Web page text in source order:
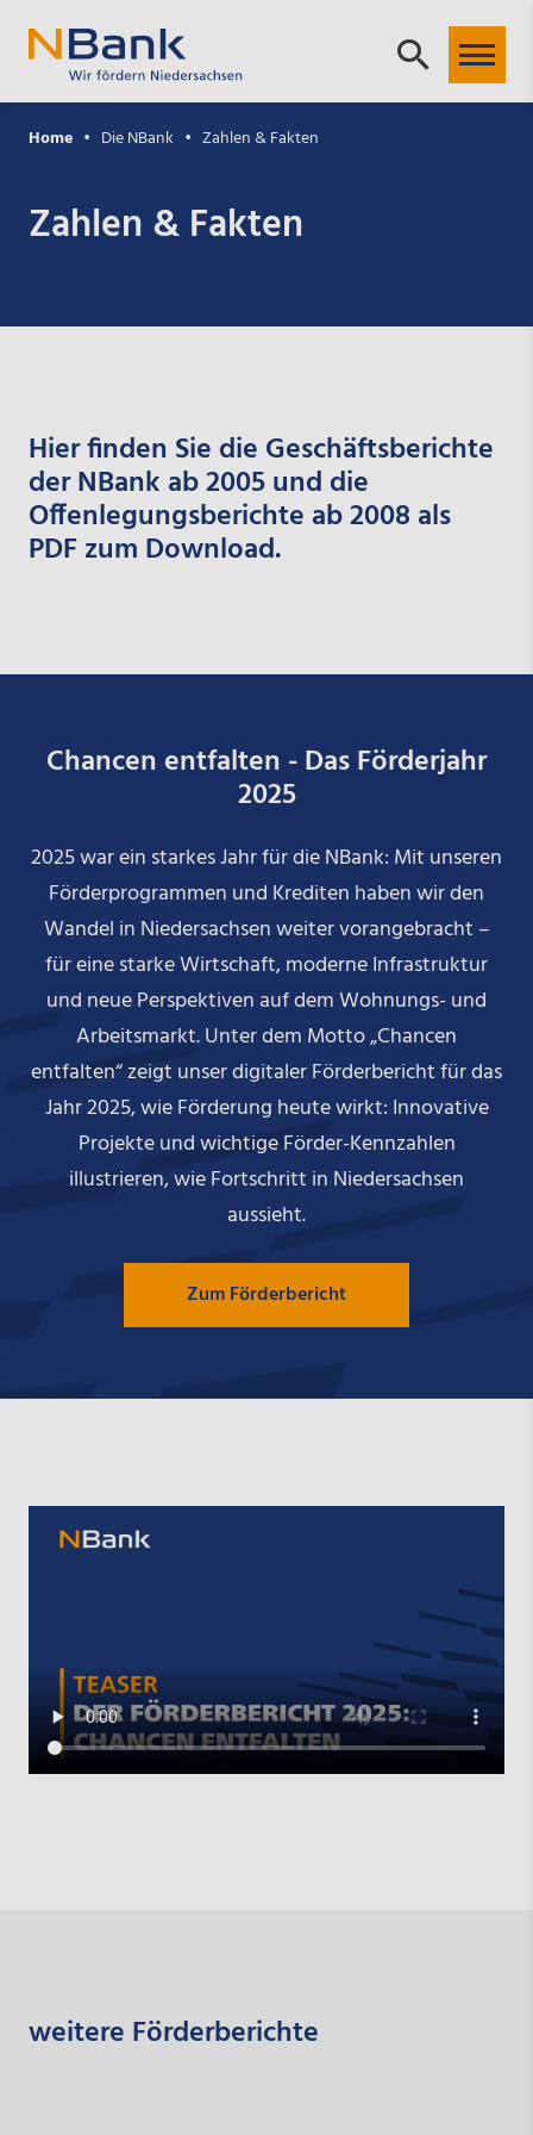
Home Die NBank Zahlen & Fakten
Zahlen & Fakten
Hier finden Sie die Geschäftsberichte
der NBank ab 2005 und die
Offenlegungsberichte ab 2008 als
PDF zum Download.
Chancen entfalten - Das Förderjahr
2025
2025 war ein starkes Jahr für die NBank: Mit unseren
Förderprogrammen und Krediten haben wir den
Wandel in Niedersachsen weiter vorangebracht –
für eine starke Wirtschaft, moderne Infrastruktur
und neue Perspektiven auf dem Wohnungs- und
Arbeitsmarkt. Unter dem Motto „Chancen
entfalten“ zeigt unser digitaler Förderbericht für das
Jahr 2025, wie Förderung heute wirkt: Innovative
Projekte und wichtige Förder-Kennzahlen
illustrieren, wie Fortschritt in Niedersachsen
aussieht.
Zum Förderbericht
weitere Förderberichte